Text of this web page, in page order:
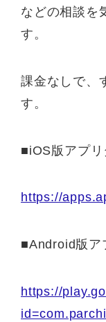
などの相談を
す。
課金なしで、
す。
■iOS版アプリ
https://
■Android版ア
https://
id=com.parchil